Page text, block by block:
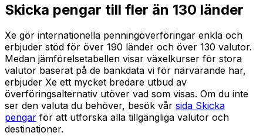
Skicka pengar till fler än 130 länder
Xe gör internationella penningöverföringar enkla och
erbjuder stöd för över 190 länder och över 130 valutor.
Medan jämförelsetabellen visar växelkurser för stora
valutor baserat på de bankdata vi för närvarande har,
erbjuder Xe ett mycket bredare utbud av
överföringsalternativ utöver vad som visas. Om du inte
ser den valuta du behöver, besök vår sida Skicka
pengar för att utforska alla tillgängliga valutor och
destinationer.